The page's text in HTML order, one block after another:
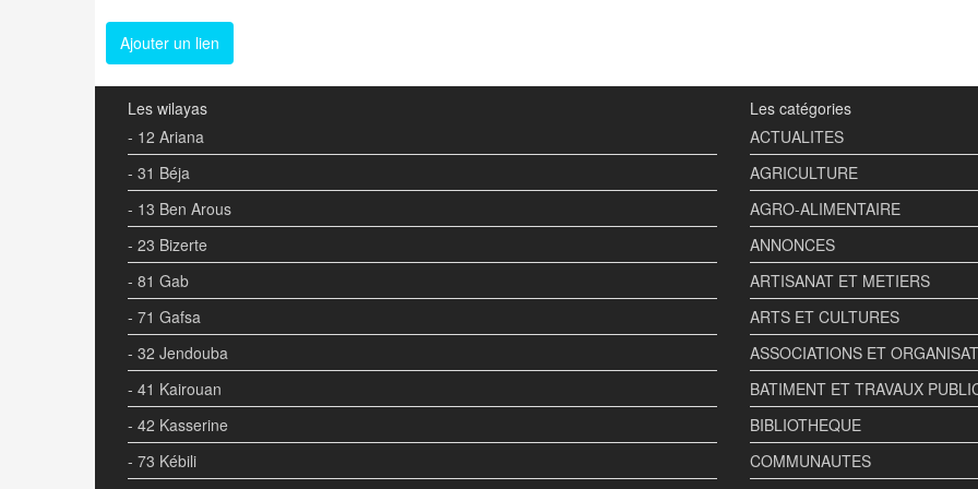
Ajouter un lien
Les wilayas
- 12 Ariana
- 31 Béja
- 13 Ben Arous
- 23 Bizerte
- 81 Gab
- 71 Gafsa
- 32 Jendouba
- 41 Kairouan
- 42 Kasserine
- 73 Kébili
Les catégories
ACTUALITES
AGRICULTURE
AGRO-ALIMENTAIRE
ANNONCES
ARTISANAT ET METIERS
ARTS ET CULTURES
ASSOCIATIONS ET
BATIMENT ET TRAVAUX
BIBLIOTHEQUE
COMMUNAUTES